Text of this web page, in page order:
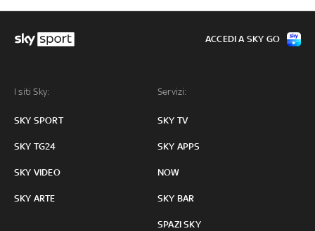
I siti Sky:
SKY SPORT
SKY TG24
SKY VIDEO
SKY ARTE
Servizi:
SKY TV
SKY APPS
NOW
SKY BAR
SPAZI SKY
ACCEDI A SKY GO